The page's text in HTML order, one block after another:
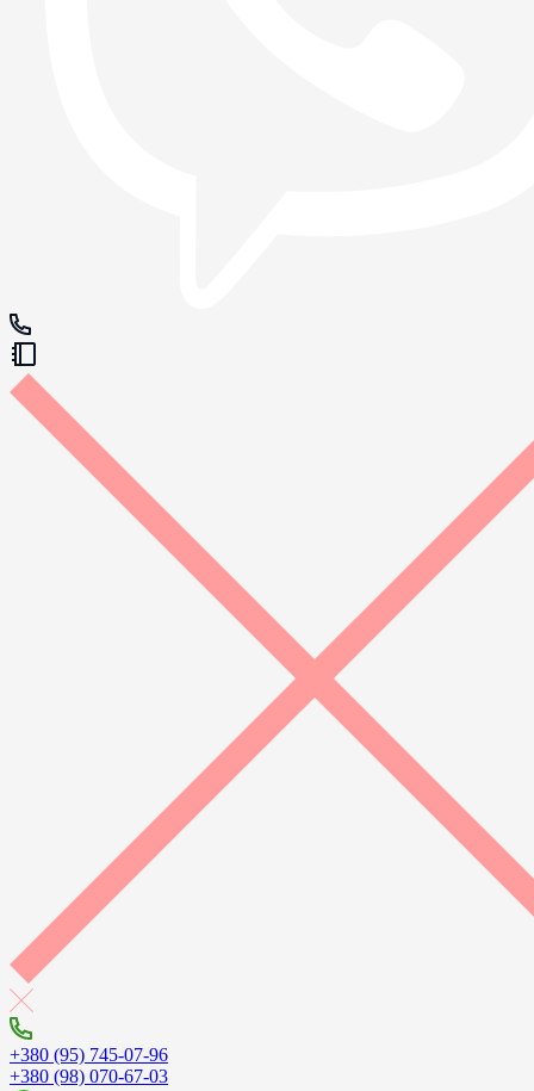
+380 (95) 745-07-96
+380 (98) 070-67-03